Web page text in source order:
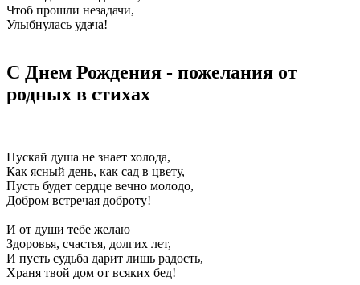
Чтоб прошли незадачи,
Улыбнулась удача!
С Днем Рождения - пожелания от
родных в стихах
Пускай душа не знает холода,
Как ясный день, как сад в цвету,
Пусть будет сердце вечно молодо,
Добром встречая доброту!
И от души тебе желаю
Здоровья, счастья, долгих лет,
И пусть судьба дарит лишь радость,
Храня твой дом от всяких бед!